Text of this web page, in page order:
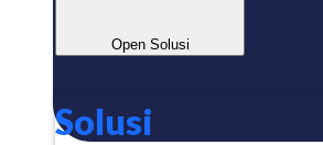
Open Solusi
Solusi